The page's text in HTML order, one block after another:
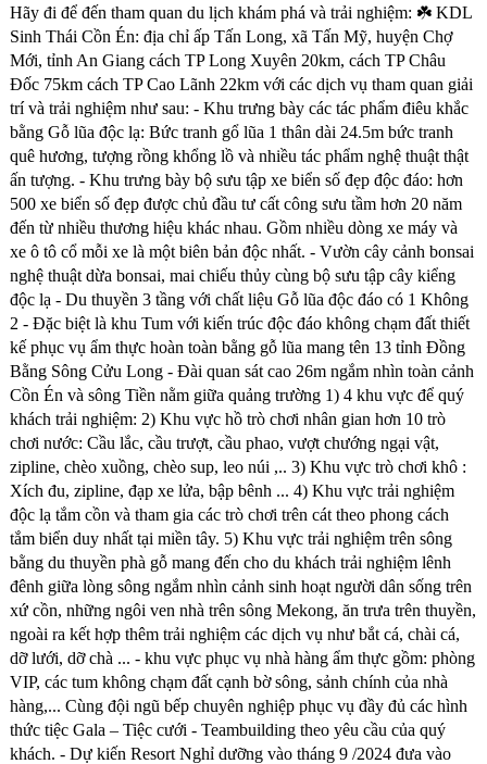
Hãy đi để đến tham quan du lịch khám phá và trải nghiệm: ☘️ KDL
Sinh Thái Cồn Én: địa chỉ ấp Tấn Long, xã Tấn Mỹ, huyện Chợ
Mới, tỉnh An Giang cách TP Long Xuyên 20km, cách TP Châu
Đốc 75km cách TP Cao Lãnh 22km với các dịch vụ tham quan giải
trí và trải nghiệm như sau: - Khu trưng bày các tác phẩm điêu khắc
bằng Gỗ lũa độc lạ: Bức tranh gổ lũa 1 thân dài 24.5m bức tranh
quê hương, tượng rồng khổng lồ và nhiều tác phẩm nghệ thuật thật
ấn tượng. - Khu trưng bày bộ sưu tập xe biển số đẹp độc đáo: hơn
500 xe biển số đẹp được chủ đầu tư cất công sưu tầm hơn 20 năm
đến từ nhiều thương hiệu khác nhau. Gồm nhiều dòng xe máy và
xe ô tô cổ mỗi xe là một biên bản độc nhất. - Vườn cây cảnh bonsai
nghệ thuật dừa bonsai, mai chiếu thủy cùng bộ sưu tập cây kiểng
độc lạ - Du thuyền 3 tầng với chất liệu Gỗ lũa độc đáo có 1 Không
2 - Đặc biệt là khu Tum với kiến trúc độc đáo không chạm đất thiết
kế phục vụ ẩm thực hoàn toàn bằng gỗ lũa mang tên 13 tỉnh Đồng
Bằng Sông Cửu Long - Đài quan sát cao 26m ngắm nhìn toàn cảnh
Cồn Én và sông Tiền nằm giữa quảng trường 1) 4 khu vực để quý
khách trải nghiệm: 2) Khu vực hồ trò chơi nhân gian hơn 10 trò
chơi nước: Cầu lắc, cầu trượt, cầu phao, vượt chướng ngại vật,
zipline, chèo xuồng, chèo sup, leo núi ,.. 3) Khu vực trò chơi khô :
Xích đu, zipline, đạp xe lửa, bập bênh ... 4) Khu vực trải nghiệm
độc lạ tắm cồn và tham gia các trò chơi trên cát theo phong cách
tắm biển duy nhất tại miền tây. 5) Khu vực trải nghiệm trên sông
bằng du thuyền phà gỗ mang đến cho du khách trải nghiệm lênh
đênh giữa lòng sông ngắm nhìn cảnh sinh hoạt người dân sống trên
xứ cồn, những ngôi ven nhà trên sông Mekong, ăn trưa trên thuyền,
ngoài ra kết hợp thêm trải nghiệm các dịch vụ như bắt cá, chài cá,
dỡ lưới, dỡ chà ... - khu vực phục vụ nhà hàng ẩm thực gồm: phòng
VIP, các tum không chạm đất cạnh bờ sông, sảnh chính của nhà
hàng,... Cùng đội ngũ bếp chuyên nghiệp phục vụ đầy đủ các hình
thức tiệc Gala – Tiệc cưới - Teambuilding theo yêu cầu của quý
khách. - Dự kiến Resort Nghỉ dưỡng vào tháng 9 /2024 đưa vào